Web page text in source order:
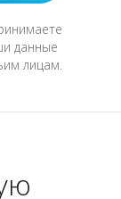
данные
лицам.